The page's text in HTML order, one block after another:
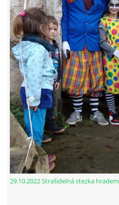
29.10.2022 Strašidelná stezka hradem